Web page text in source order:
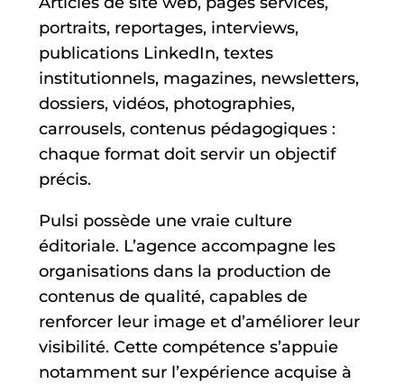
portraits, reportages, interviews,
publications LinkedIn, textes
institutionnels, magazines, newsletters,
dossiers, vidéos, photographies,
carrousels, contenus pédagogiques :
chaque format doit servir un objectif
précis.
Pulsi possède une vraie culture
éditoriale. L’agence accompagne les
organisations dans la production de
contenus de qualité, capables de
renforcer leur image et d’améliorer leur
visibilité. Cette compétence s’appuie
notamment sur l’expérience acquise à